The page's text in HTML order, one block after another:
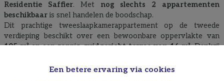
Een betere ervaring via cookies
Residentie Saffier. Met nog slechts 2 appartementen
beschikbaar is snel handelen de boodschap.
Dit prachtige tweeslaapkamerappartement op de tweede
verdieping beschikt over een bewoonbare oppervlakte van
105 m²en een zonnig,zuidgericht terras van 16 m². Dankzij
lichtinval en een aangenaam ruimtelijk gevoel.